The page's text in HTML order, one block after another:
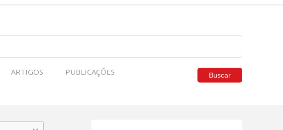
ARTIGOS PUBLICAÇÕES Buscar